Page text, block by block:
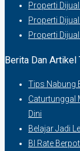
Properti
Properti
Properti
Berita Dan Artikel
Tips Nabung
Caturtunggal
Dini
Belajar Jadi
BI Rate